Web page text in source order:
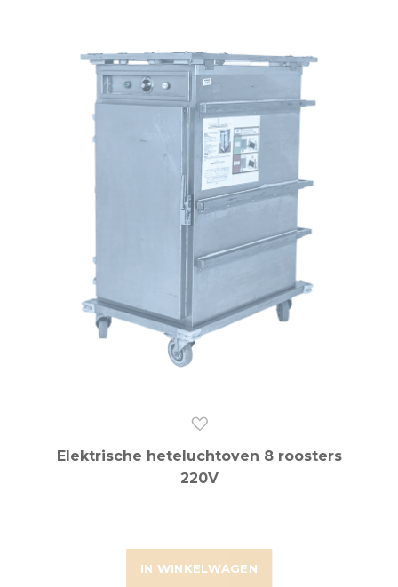
IN WINKELWAGEN
Elektrische heteluchtoven 8 roosters
220V